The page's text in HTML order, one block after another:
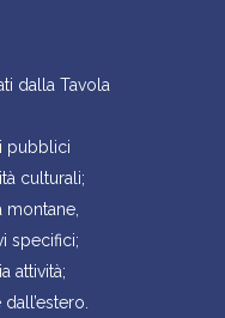
dalla Tavola
pubblici
culturali;
montane,
specifici;
attività;